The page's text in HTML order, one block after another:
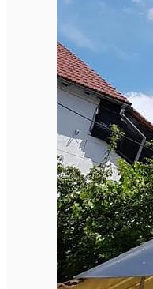
English